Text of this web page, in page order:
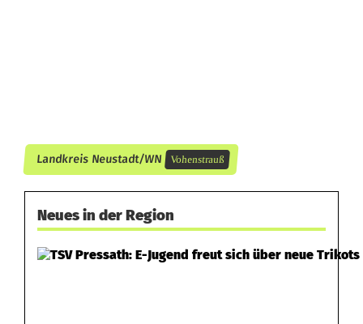
Landkreis Neustadt/WN Vohenstrauß
Neues in der Region